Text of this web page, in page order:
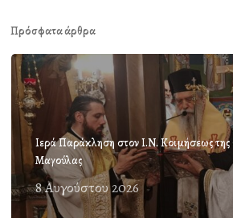
Πρόσφατα άρθρα
Ιερά Παράκληση στον Ι.Ν. Κοιμήσεως της
Μαγούλας
8 Αυγούστου 2026